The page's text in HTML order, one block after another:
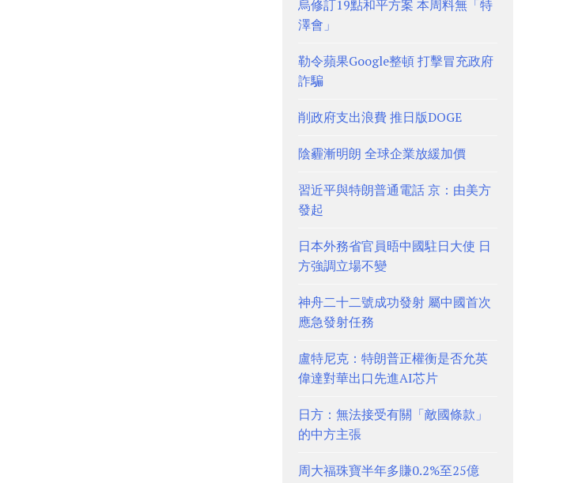
烏修訂19點和平方案 本周料無「特
澤會」
勒令蘋果Google整頓 打擊冒充政府
詐騙
削政府支出浪費 推日版DOGE
陰霾漸明朗 全球企業放緩加價
習近平與特朗普通電話 京：由美方
發起
日本外務省官員晤中國駐日大使 日
方強調立場不變
神舟二十二號成功發射 屬中國首次
應急發射任務
盧特尼克：特朗普正權衡是否允英
偉達對華出口先進AI芯片
日方：無法接受有關「敵國條款」
的中方主張
周大福珠寶半年多賺0.2%至25億